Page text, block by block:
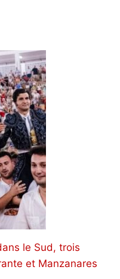
le Sud, trois
et Manzanares